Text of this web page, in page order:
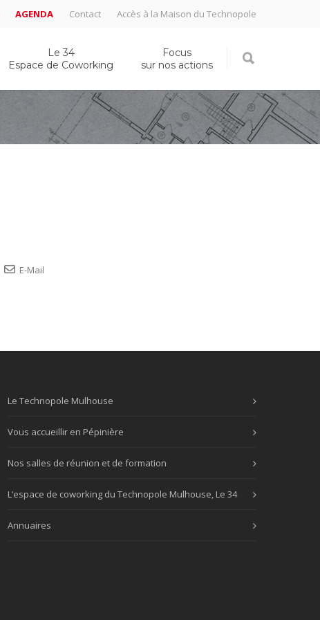
AGENDA Contact Accès à la Maison du Technopole
Le 34
Espace de Coworking
Focus
sur nos actions
E-Mail
Le Technopole Mulhouse
Vous accueillir en Pépinière
Nos salles de réunion et de formation
L’espace de coworking du Technopole Mulhouse, Le 34
Annuaires